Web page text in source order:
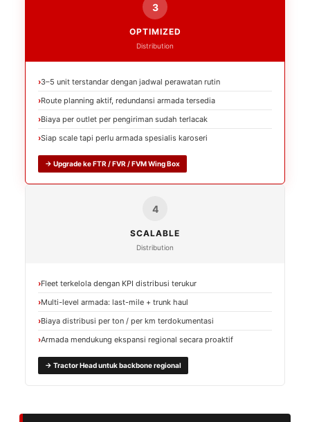
3
OPTIMIZED
Distribution
3–5 unit terstandar dengan jadwal perawatan rutin
Route planning aktif, redundansi armada tersedia
Biaya per outlet per pengiriman sudah terlacak
Siap scale tapi perlu armada spesialis karoseri
→ Upgrade ke FTR / FVR / FVM Wing Box
4
SCALABLE
Distribution
Fleet terkelola dengan KPI distribusi terukur
Multi-level armada: last-mile + trunk haul
Biaya distribusi per ton / per km terdokumentasi
Armada mendukung ekspansi regional secara proaktif
→ Tractor Head untuk backbone regional